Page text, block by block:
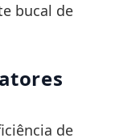
bucal de
de